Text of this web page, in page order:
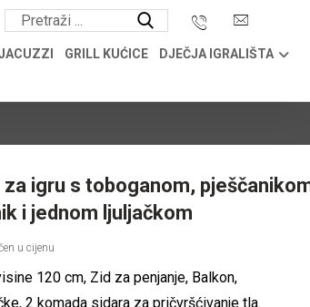
GRILL KUĆICE
DJEČJA IGRALIŠTA
igru s toboganom,
i jednom ljuljačkom
120 cm, Zid za penjanje, Balkon,
2 komada sidara za pričvršćivanje tla.